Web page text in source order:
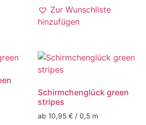
Zur Wunschliste
hinzufügen
Schirmchenglück green
stripes
ab 10,95 € / 0,5 m